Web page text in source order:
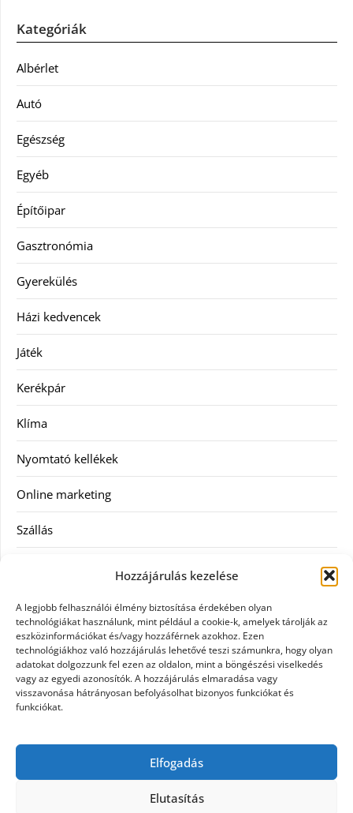
Hozzájárulás kezelése
A legjobb felhasználói élmény biztosítása érdekében olyan
technológiákat használunk, mint például a cookie-k, amelyek tárolják az
eszközinformációkat és/vagy hozzáférnek azokhoz. Ezen
technológiákhoz való hozzájárulás lehetővé teszi számunkra, hogy olyan
adatokat dolgozzunk fel ezen az oldalon, mint a böngészési viselkedés
vagy az egyedi azonosítók. A hozzájárulás elmaradása vagy
visszavonása hátrányosan befolyásolhat bizonyos funkciókat és
funkciókat.
Elfogadás
Elutasítás
Kategóriák
Albérlet
Autó
Egészség
Egyéb
Építőipar
Gasztronómia
Gyerekülés
Házi kedvencek
Játék
Kerékpár
Klíma
Nyomtató kellékek
Online marketing
Szállás
Szellőztető
Szolgáltatás
Táskák
Utazás
Vásárlás
Webáruházak